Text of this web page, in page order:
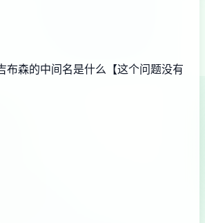
布森的中间名是什么【这个问题没有